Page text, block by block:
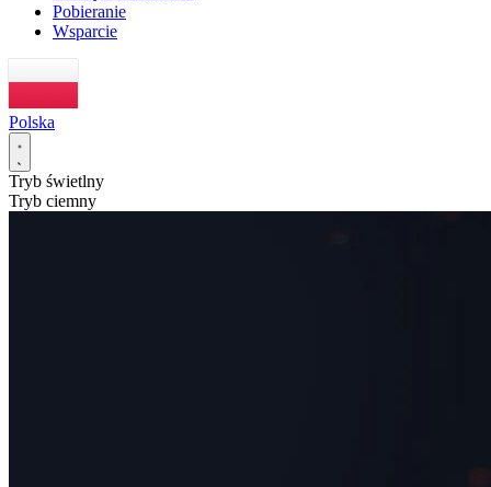
Pobieranie
Wsparcie
Polska
Tryb świetlny
Tryb ciemny